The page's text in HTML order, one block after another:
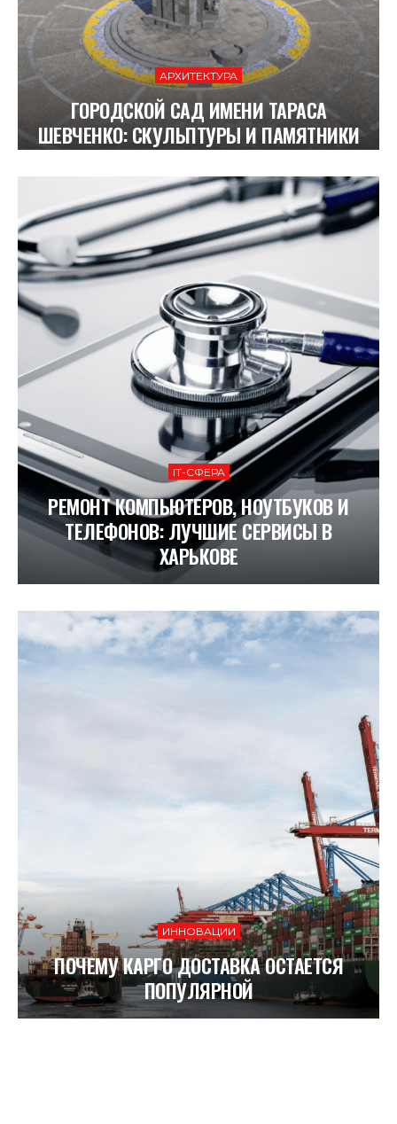
АРХИТЕКТУРА
ГОРОДСКОЙ САД ИМЕНИ ТАРАСА
ШЕВЧЕНКО: СКУЛЬПТУРЫ И ПАМЯТНИКИ
ІТ-СФЕРА
РЕМОНТ КОМПЬЮТЕРОВ, НОУТБУКОВ И
ТЕЛЕФОНОВ: ЛУЧШИЕ СЕРВИСЫ В
ХАРЬКОВЕ
ИННОВАЦИИ
ПОЧЕМУ КАРГО ДОСТАВКА ОСТАЕТСЯ
ПОПУЛЯРНОЙ